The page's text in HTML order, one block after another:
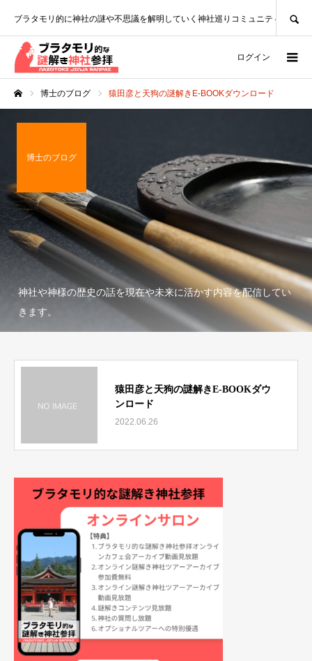
ブラタモリ的に神社の謎や不思議を解明していく神社巡りコミュニティ
ログイン
博士のブログ 猿田彦と天狗の謎解きE-BOOKダウンロード
博士のブログ
神社や神様の歴史の話を現在や未来に活かす内容を配信してい
きます。
猿田彦と天狗の謎解きE-BOOKダウ
ンロード
2022.06.26